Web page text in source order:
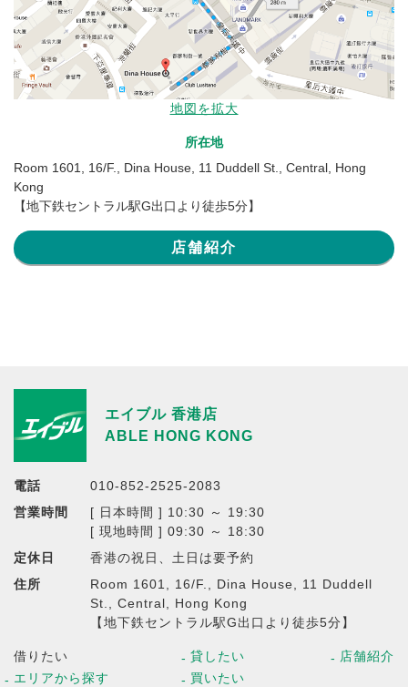
地図を拡大
所在地
Room 1601, 16/F., Dina House, 11 Duddell St., Central, Hong
Kong
【地下鉄セントラル駅G出口より徒歩5分】
店舗紹介
エイブル 香港店
ABLE HONG KONG
電話
010-852-2525-2083
営業時間
[ 日本時間 ] 10:30 ～ 19:30
[ 現地時間 ] 09:30 ～ 18:30
定休日
香港の祝日、土日は要予約
住所
Room 1601, 16/F., Dina House, 11 Duddell
St., Central, Hong Kong
【地下鉄セントラル駅G出口より徒歩5分】
借りたい
エリアから探す
貸したい
買いたい
店舗紹介